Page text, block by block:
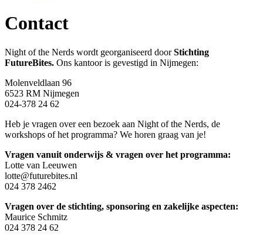
Contact
Night of the Nerds wordt georganiseerd doorStichting
FutureBites. Ons kantoor is gevestigd in Nijmegen:
Molenveldlaan 96
6523 RM Nijmegen
024-378 24 62
Heb je vragen over een bezoek aan Night of the Nerds, de
workshops of het programma? We horen graag van je!​
Vragen vanuit onderwijs & vragen over het programma:
Lotte van Leeuwen
lotte@futurebites.nl
024 378 2462
Vragen over de stichting, sponsoring en zakelijke aspecten:
Maurice Schmitz
024 378 24 62